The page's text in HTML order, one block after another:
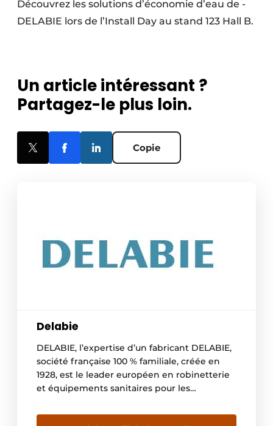
Découvrez les solutions d’économie d’eau de ­
DELABIE lors de l’Install Day au stand 123 Hall B.
Un article intéressant ?
Partagez-le plus loin.
Copie
Delabie
DELABIE, l’expertise d’un fabricant DELABIE,
société française 100 % familiale, créée en
1928, est le leader européen en robinetterie
et équipements sanitaires pour les
propose une offre spécifique à ce marché